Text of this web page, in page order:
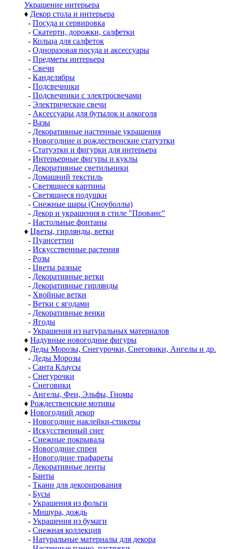
Украшение интерьера
♦ Декор стола и интерьера
- Посуда и сервировка
- Скатерти, дорожки, салфетки
- Кольца для салфеток
- Одноразовая посуда и аксессуары
- Предметы интерьера
- Свечи
- Канделябры
- Подсвечники
- Подсвечники с электросвечами
- Электрические свечи
- Аксессуары для бутылок и алкоголя
- Вазы
- Декоративные настенные украшения
- Новогодние и рождественские статуэтки
- Статуэтки и фигурки для интерьера
- Интерьерные фигуры и куклы
- Декоративные светильники
- Домашний текстиль
- Светящиеся картины
- Светящиеся подушки
- Снежные шары (Сноуболлы)
- Декор и украшения в стиле "Прованс"
- Настольные фонтаны
♦ Цветы, гирлянды, ветки
- Пуансеттии
- Искусственные растения
- Розы
- Цветы разные
- Декоративные ветки
- Декоративные гирлянды
- Хвойные ветки
- Ветки с ягодами
- Декоративные венки
- Ягоды
- Украшения из натуральных материалов
♦ Надувные новогодние фигуры
♦ Деды Морозы, Снегурочки, Снеговики, Ангелы и др.
- Деды Морозы
- Санта Клаусы
- Снегурочки
- Снеговики
- Ангелы, Феи, Эльфы, Гномы
♦ Рождественские мотивы
♦ Новогодний декор
- Новогодние наклейки-стикеры
- Искусственный снег
- Снежные покрывала
- Новогодние спреи
- Новогодние трафареты
- Декоративные ленты
- Банты
- Ткани для декорирования
- Бусы
- Украшения из фольги
- Мишура, дождь
- Украшения из бумаги
- Снежная коллекция
- Натуральные материалы для декора